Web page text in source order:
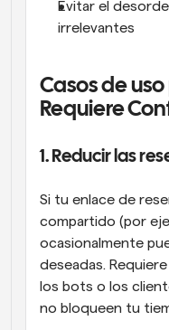
Evitar el
irrelevantes
Casos de
Requiere
1. Reducir las
Si tu enlace de
compartido (por
ocasionalmente
deseadas.
los bots o los
no bloqueen tu